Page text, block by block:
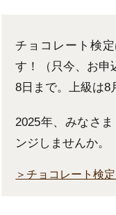
チョコレート検
す！（只今、お申
8日まで。上級は8
2025年、みなさ
ンジしませんか。
＞チョコレート検